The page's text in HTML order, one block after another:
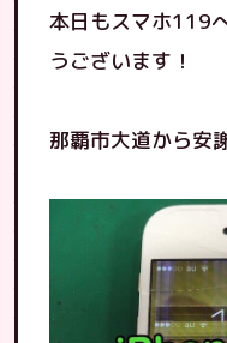
本日もスマホ119
うございます！
那覇市大道から安